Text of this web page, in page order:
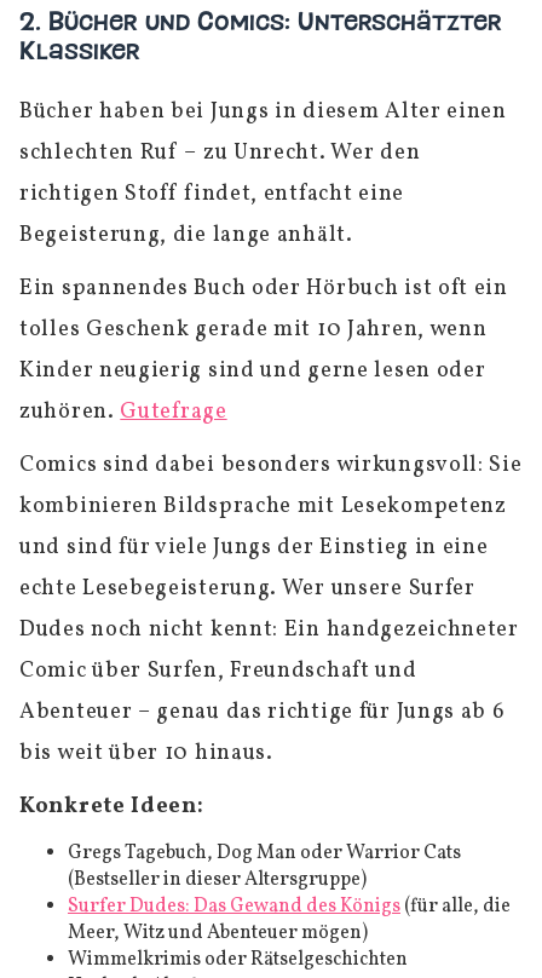
2. Bücher und Comics: Unterschätzter
Klassiker
Bücher haben bei Jungs in diesem Alter einen
schlechten Ruf – zu Unrecht. Wer den
richtigen Stoff findet, entfacht eine
Begeisterung, die lange anhält.
Ein spannendes Buch oder Hörbuch ist oft ein
tolles Geschenk gerade mit 10 Jahren, wenn
Kinder neugierig sind und gerne lesen oder
zuhören.Gutefrage
Comics sind dabei besonders wirkungsvoll: Sie
kombinieren Bildsprache mit Lesekompetenz
und sind für viele Jungs der Einstieg in eine
echte Lesebegeisterung. Wer unsere Surfer
Dudes noch nicht kennt: Ein handgezeichneter
Comic über Surfen, Freundschaft und
Abenteuer – genau das richtige für Jungs ab 6
bis weit über 10 hinaus.
Konkrete Ideen:
Gregs Tagebuch, Dog Man oder Warrior Cats
(Bestseller in dieser Altersgruppe)
Surfer Dudes: Das Gewand des Königs(für alle, die
Meer, Witz und Abenteuer mögen)
Wimmelkrimis oder Rätselgeschichten